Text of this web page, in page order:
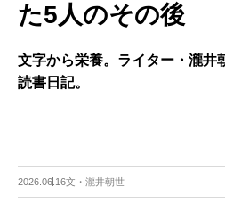
た5人のその後
文字から栄養。ライター・瀧井
読書日記。
2026.06.16文・瀧井朝世